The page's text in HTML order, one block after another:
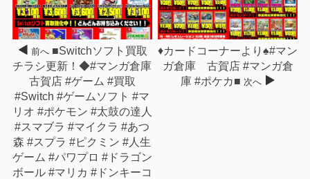
前へ ■Switchソフト買取
チラシ更新！◆#マンガ倉庫
古賀店 #ゲーム #買取
#Switch #ゲームソフト #マ
リオ #ポケモン #太鼓の達人
#スマブラ #マイクラ #あつ
森 #スプラ #ピクミン #人生
ゲーム #パワプロ #ドラゴン
ボール #マリカ #ドンキーコ
♦️カードコーナーより♠️#マン
ガ倉庫 古賀店 #マンガ倉
庫 #ポケカ■ 次へ